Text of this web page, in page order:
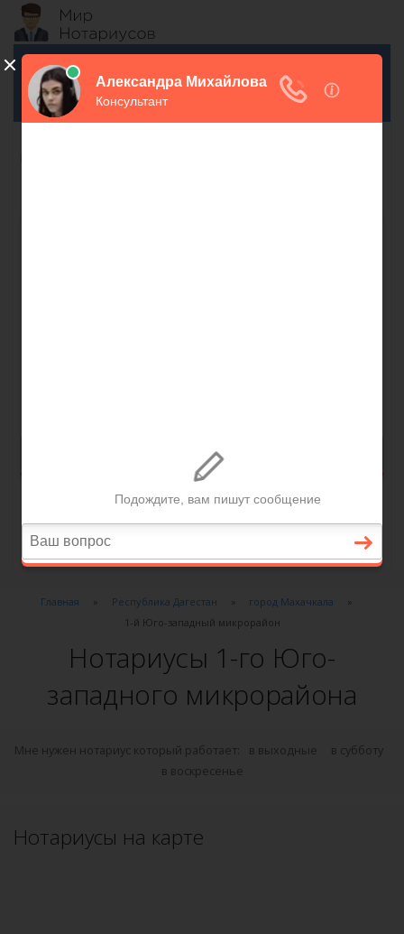
Главная Республика Дагестан
город Махачкала
1-й Юго-западный микрорайон
Нотариусы 1-го Юго-
западного микрорайона
Мне нужен нотариус который работает: в выходные
в субботу
в воскресенье
Нотариусы на карте